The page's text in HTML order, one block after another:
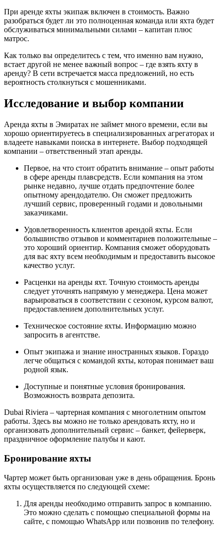
При аренде яхты экипаж включен в стоимость. Важно
разобраться будет ли это полноценная команда или яхта будет
обслуживаться минимальными силами – капитан плюс
матрос.
Как только вы определитесь с тем, что именно вам нужно,
встает другой не менее важный вопрос – где взять яхту в
аренду? В сети встречается масса предложений, но есть
вероятность столкнуться с мошенниками.
Исследование и выбор компании
Аренда яхты в Эмиратах не займет много времени, если вы
хорошо ориентируетесь в специализированных агрегаторах и
владеете навыками поиска в интернете. Выбор подходящей
компании – ответственный этап аренды.
Первое, на что стоит обратить внимание – опыт работы
в сфере аренды плавсредств. Если компания на этом
рынке недавно, лучше отдать предпочтение более
опытному арендодателю. Он сможет предложить
лучший сервис, проверенный годами и довольными
заказчиками.
Удовлетворенность клиентов арендой яхты. Если
большинство отзывов и комментариев положительные –
это хороший ориентир. Компания сможет оборудовать
для вас яхту всем необходимым и предоставить высокое
качество услуг.
Расценки на аренды яхт. Точную стоимость аренды
следует уточнять напрямую у менеджера. Цена может
варьироваться в соответствии с сезоном, курсом валют,
предоставлением дополнительных услуг.
Техническое состояние яхты. Информацию можно
запросить в агентстве.
Опыт экипажа и знание иностранных языков. Гораздо
легче общаться с командой яхты, которая понимает ваш
родной язык.
Доступные и понятные условия бронирования.
Возможность возврата депозита.
Dubai Riviera – чартерная компания с многолетним опытом
работы. Здесь вы можно не только арендовать яхту, но и
организовать дополнительный сервис – банкет, фейерверк,
праздничное оформление палубы и кают.
Бронирование яхты
Чартер может быть организован уже в день обращения. Бронь
яхты осуществляется по следующей схеме:
Для аренды необходимо отправить запрос в компанию.
Это можно сделать с помощью специальной формы на
сайте, с помощью WhatsApp или позвонив по телефону.